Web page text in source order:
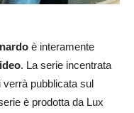
è interamente
. La serie incentrata
verrà pubblicata sul
è prodotta da Lux